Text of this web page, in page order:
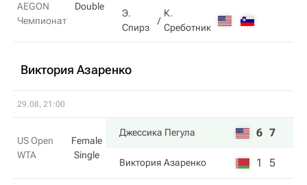
AEGON
Чемпионат
Double
Э.
Спирз
К.
Среботник
Виктория Азаренко
29.08, 21:00
US Open
WTA
Female
Single
Джессика Пегула 6 7
Виктория Азаренко 1 5